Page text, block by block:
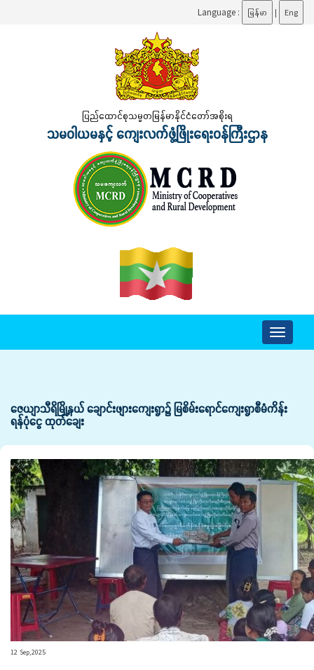
Language : မြန်မာ | Eng
ပြည်ထောင်စုသမ္မတမြန်မာနိုင်ငံတော်အစိုးရ
သမဝါယမနှင့် ကျေးလက်ဖွံ့ဖြိုးရေးဝန်ကြီးဌာန
Toggle
ဇေယျာသီရိမြို့နယ် ချောင်းဖျားကျေးရွာ၌ မြစိမ်းရောင်ကျေးရွာစီမံကိန်း
ရန်ပုံငွေ ထုတ်ချေး
12 Sep,2025